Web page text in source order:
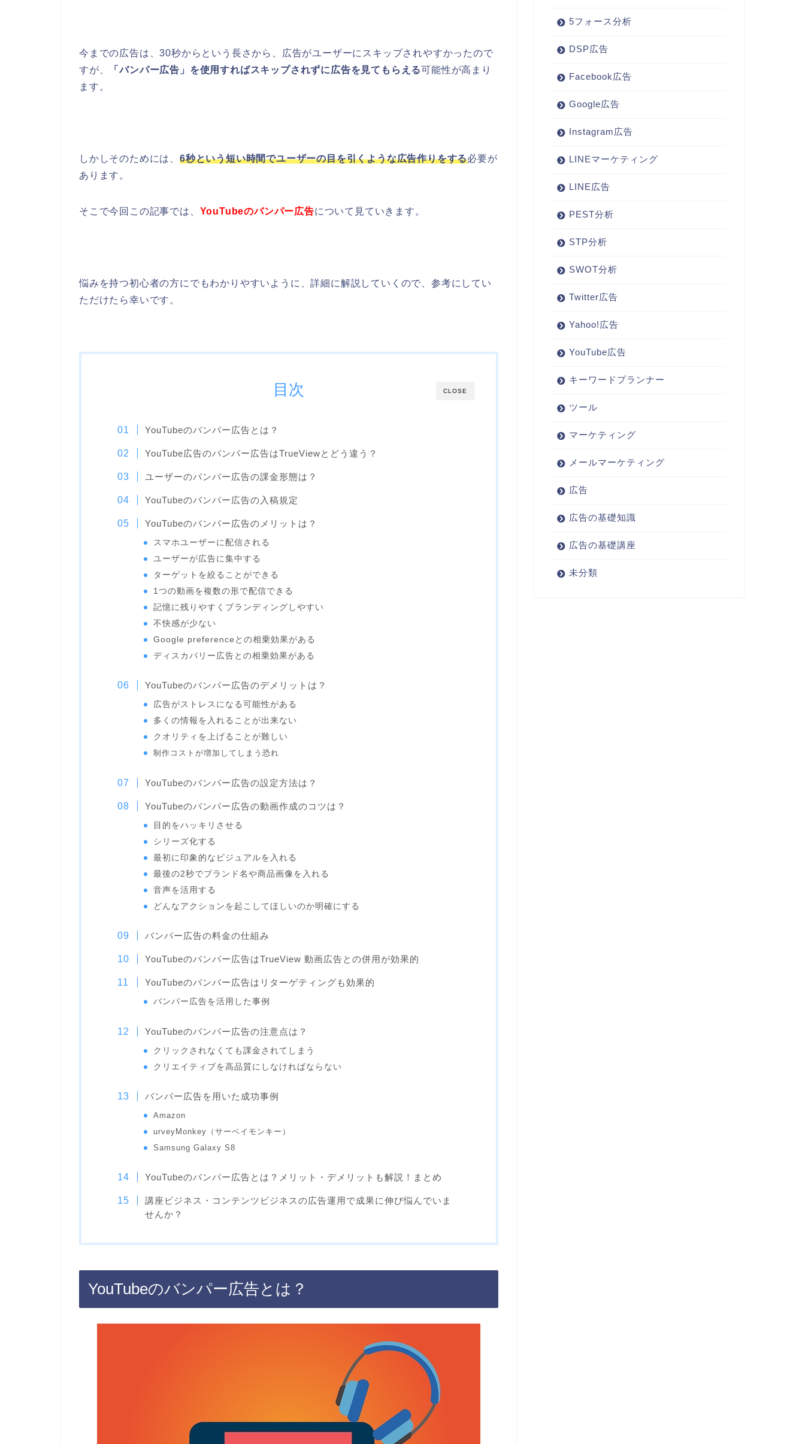
今までの広告は、30秒からという長さから、広告がユーザーにスキップされやすかったので
すが、
「バンパー広告」を使用すればスキップされずに広告を見てもらえる可能性が高まり
ます。
しかしそのためには、 6秒という短い時間でユーザーの目を引くような広告作りをする必要が
あります。
そこで今回この記事では、 YouTubeのバンパー広告について見ていきます。
悩みを持つ初心者の方にでもわかりやすいように、詳細に解説していくので、参考にしてい
ただけたら幸いです。
CLOSE
目次
YouTubeのバンパー広告とは？
YouTube広告のバンパー広告はTrueViewとどう違う？
ユーザーのバンパー広告の課金形態は？
YouTubeのバンパー広告の入稿規定
YouTubeのバンパー広告のメリットは？
スマホユーザーに配信される
ユーザーが広告に集中する
ターゲットを絞ることができる
1つの動画を複数の形で配信できる
記憶に残りやすくブランディングしやすい
不快感が少ない
Google preferenceとの相乗効果がある
ディスカバリー広告との相乗効果がある
YouTubeのバンパー広告のデメリットは？
広告がストレスになる可能性がある
多くの情報を入れることが出来ない
クオリティを上げることが難しい
制作コストが増加してしまう恐れ
YouTubeのバンパー広告の設定方法は？
YouTubeのバンパー広告の動画作成のコツは？
目的をハッキリさせる
シリーズ化する
最初に印象的なビジュアルを入れる
最後の2秒でブランド名や商品画像を入れる
音声を活用する
どんなアクションを起こしてほしいのか明確にする
バンパー広告の料金の仕組み
YouTubeのバンパー広告はTrueView 動画広告との併用が効果的
YouTubeのバンパー広告はリターゲティングも効果的
バンパー広告を活用した事例
YouTubeのバンパー広告の注意点は？
クリックされなくても課金されてしまう
クリエイティブを高品質にしなければならない
バンパー広告を用いた成功事例
Amazon
urveyMonkey（サーベイモンキー）
Samsung Galaxy S8
YouTubeのバンパー広告とは？メリット・デメリットも解説！まとめ
講座ビジネス・コンテンツビジネスの広告運用で成果に伸び悩んでいま
せんか？
YouTubeのバンパー広告とは？
5フォース分析
DSP広告
Facebook広告
Google広告
Instagram広告
LINEマーケティング
LINE広告
PEST分析
STP分析
SWOT分析
Twitter広告
Yahoo!広告
YouTube広告
キーワードプランナー
ツール
マーケティング
メールマーケティング
広告
広告の基礎知識
広告の基礎講座
未分類